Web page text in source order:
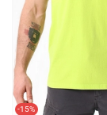
-15%